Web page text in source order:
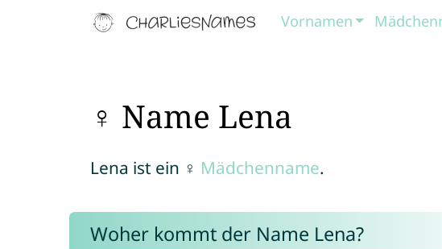
Vornamen
♀ Name Lena
Lena ist ein ♀ Mädchenname.
Woher kommt der Name Lena?